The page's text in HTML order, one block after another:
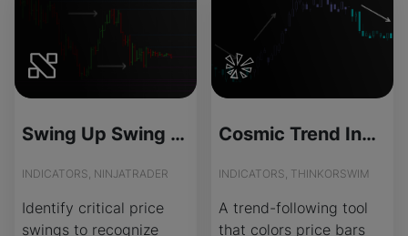
Swing Up Swing Down - License Version
INDICATORS, NINJATRADER
Identify critical price
swings to recognize
Cosmic Trend Indicator for ThinkOrSwim
INDICATORS, THINKORSWIM
A trend-following tool
that colors price bars